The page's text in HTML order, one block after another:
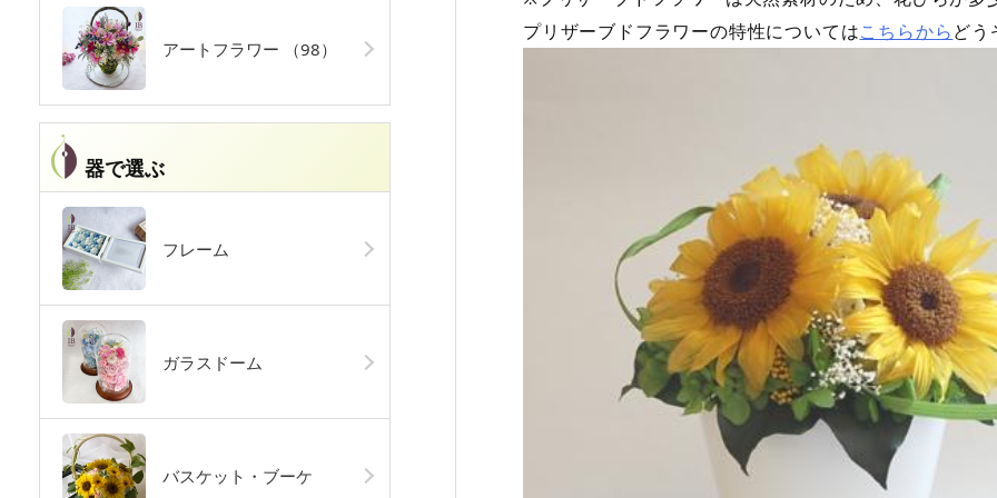
プリザーブドフラワーの特性についてはこちらからどう
アートフラワー （98）
器で選ぶ
フレーム
ガラスドーム
バスケット・ブーケ